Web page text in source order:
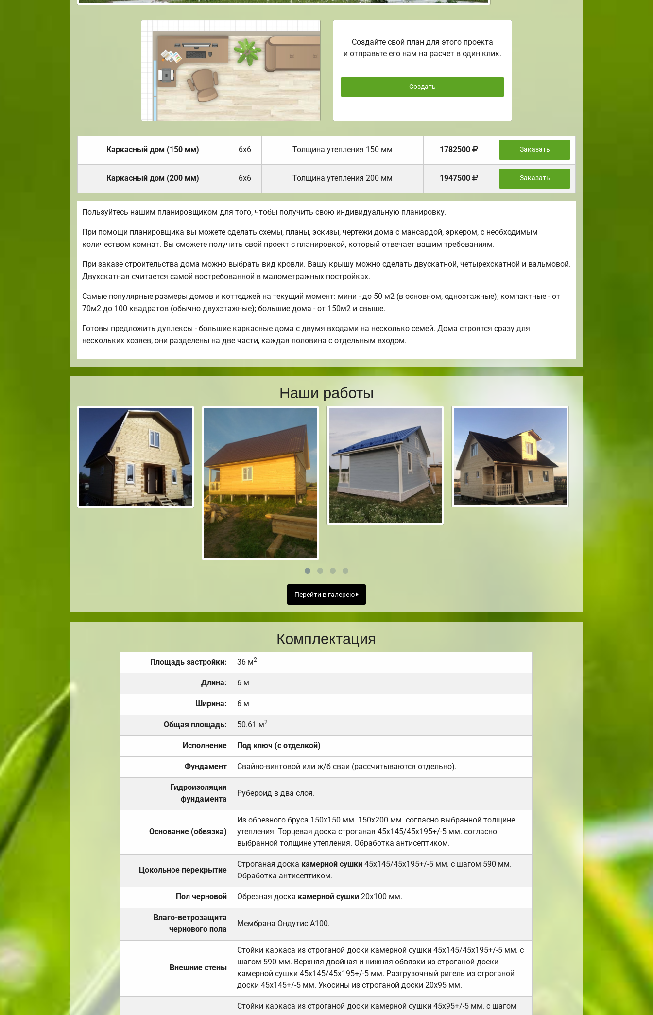
Создайте свой план для этого проекта
и отправьте его нам на расчет в один клик.
Создать
Каркасный дом (150 мм) 6х6 Толщина утепления 150 мм 1782500 Заказать
Каркасный дом (200 мм) 6х6 Толщина утепления 200 мм 1947500 Заказать
Пользуйтесь нашим планировщиком для того, чтобы получить свою индивидуальную планировку.
При помощи планировщика вы можете сделать схемы, планы, эскизы, чертежи дома с мансардой, эркером, с необходимым
количеством комнат. Вы сможете получить свой проект с планировкой, который отвечает вашим требованиям.
При заказе строительства дома можно выбрать вид кровли. Вашу крышу можно сделать двускатной, четырехскатной и вальмовой.
Двухскатная считается самой востребованной в малометражных постройках.
Самые популярные размеры домов и коттеджей на текущий момент: мини - до 50 м2 (в основном, одноэтажные); компактные - от
70м2 до 100 квадратов (обычно двухэтажные); большие дома - от 150м2 и свыше.
Готовы предложить дуплексы - большие каркасные дома с двумя входами на несколько семей. Дома строятся сразу для
нескольких хозяев, они разделены на две части, каждая половина с отдельным входом.
Наши работы
Перейти в галерею
Комплектация
Площадь застройки: 36 м2
Длина: 6 м
Ширина: 6 м
Общая площадь: 50.61 м2
Исполнение Под ключ (с отделкой)
Фундамент Свайно-винтовой или ж/б сваи (рассчитываются отдельно).
Гидроизоляция
фундамента
Рубероид в два слоя.
Основание (обвязка)
Из обрезного бруса 150х150 мм. 150х200 мм. согласно выбранной толщине
утепления. Торцевая доска строганая 45х145/45х195+/-5 мм. согласно
выбранной толщине утепления. Обработка антисептиком.
Цокольное перекрытие
Строганая доска камерной сушки 45х145/45х195+/-5 мм. с шагом 590 мм.
Обработка антисептиком.
Пол черновой Обрезная доска камерной сушки20х100 мм.
Влаго-ветрозащита
чернового пола
Мембрана Ондутис А100.
Внешние стены
Стойки каркаса из строганой доски камерной сушки 45х145/45х195+/-5 мм. с
шагом 590 мм. Верхняя двойная и нижняя обвязки из строганой доски
камерной сушки 45х145/45х195+/-5 мм. Разгрузочный ригель из строганой
доски 45х145+/-5 мм. Укосины из строганой доски 20х95 мм.
Стойки каркаса из строганой доски камерной сушки 45х95+/-5 мм. с шагом